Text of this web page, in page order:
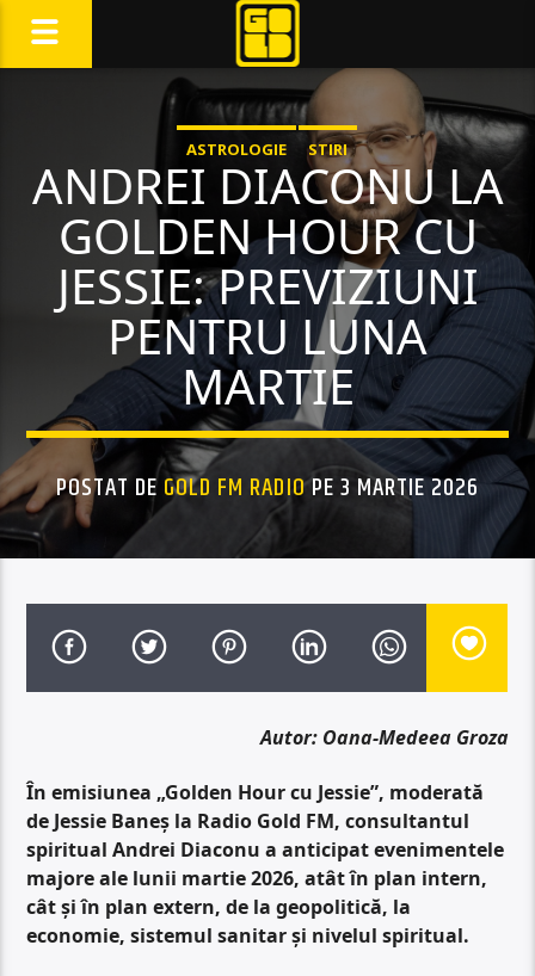
ASTROLOGIE STIRI
ANDREI DIACONU LA
GOLDEN HOUR CU
JESSIE: PREVIZIUNI
PENTRU LUNA
MARTIE
POSTAT DEGOLD FM RADIOPE 3 MARTIE 2026
Autor: Oana-Medeea Groza
În emisiunea „Golden Hour cu Jessie”, moderată
de Jessie Baneș la Radio Gold FM, consultantul
spiritual Andrei Diaconu a anticipat evenimentele
majore ale lunii martie 2026, atât în plan intern,
cât și în plan extern, de la geopolitică, la
economie, sistemul sanitar și nivelul spiritual.